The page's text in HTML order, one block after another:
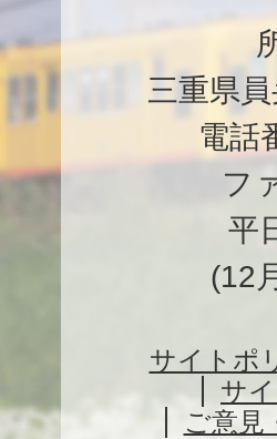
三重県
電話
フ
平
(12
サイトポ
サ
ご意見